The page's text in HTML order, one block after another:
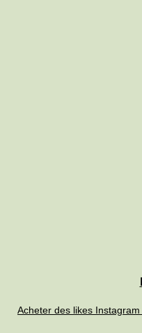
Acheter des likes Instagram